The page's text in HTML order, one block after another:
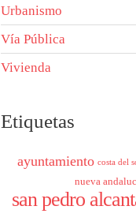
Urbanismo
Vía Pública
Vivienda
Etiquetas
ayuntamiento costa del
nueva
san pedro